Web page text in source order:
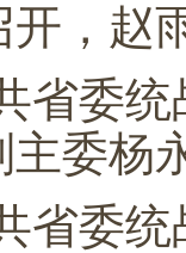
，赵
省委
主委杨
省委